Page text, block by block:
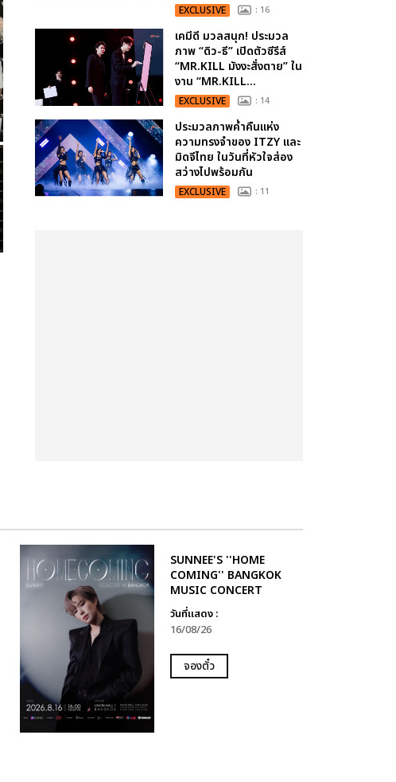
EXCLUSIVE : 16
เคมีดี มวลสนุก! ประมวล
ภาพ “ดิว-ธี” เปิดตัวซีรีส์
“MR.KILL มังงะสั่งตาย” ใน
งาน “MR.KILL...
EXCLUSIVE : 14
ประมวลภาพค่ำคืนแห่ง
ความทรงจำของ ITZY และ
มิดจีไทย ในวันที่หัวใจส่อง
สว่างไปพร้อมกัน
EXCLUSIVE : 11
SUNNEE'S ''HOME
COMING'' BANGKOK
MUSIC CONCERT
วันที่แสดง :
16/08/26
จองตั๋ว